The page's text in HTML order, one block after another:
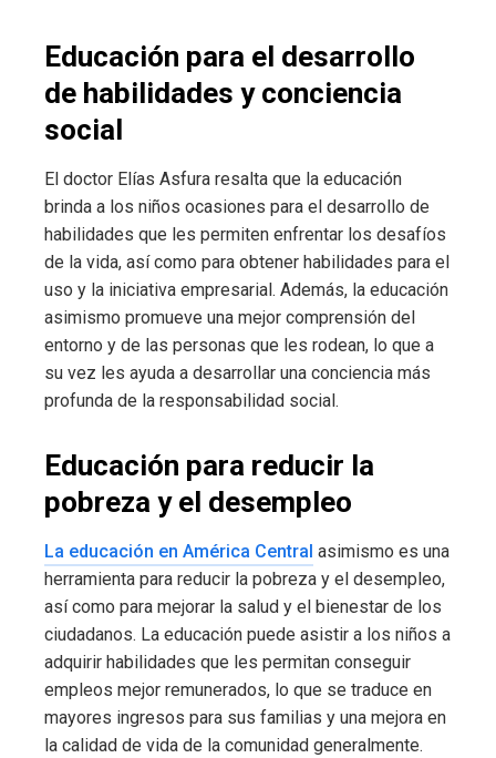
Educación para el desarrollo
de habilidades y conciencia
social
El doctor Elías Asfura resalta que la educación
brinda a los niños ocasiones para el desarrollo de
habilidades que les permiten enfrentar los desafíos
de la vida, así como para obtener habilidades para el
uso y la iniciativa empresarial. Además, la educación
asimismo promueve una mejor comprensión del
entorno y de las personas que les rodean, lo que a
su vez les ayuda a desarrollar una conciencia más
profunda de la responsabilidad social.
Educación para reducir la
pobreza y el desempleo
La educación en América Central asimismo es una
herramienta para reducir la pobreza y el desempleo,
así como para mejorar la salud y el bienestar de los
ciudadanos. La educación puede asistir a los niños a
adquirir habilidades que les permitan conseguir
empleos mejor remunerados, lo que se traduce en
mayores ingresos para sus familias y una mejora en
la calidad de vida de la comunidad generalmente.